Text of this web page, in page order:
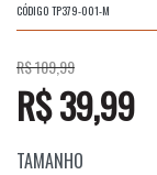
CÓDIGO TP379-001-M
R$ 109,99
R$ 39,99
TAMANHO